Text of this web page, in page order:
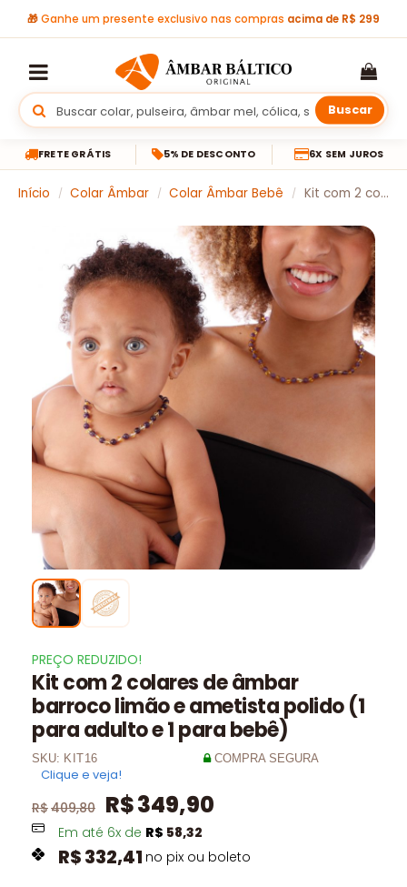
🎁Ganhe um presente exclusivo nas compras acima de R$ 299
Buscar
FRETE GRÁTIS 5% DE DESCONTO 6X SEM JUROS
Início / Colar Âmbar / Colar Âmbar Bebê / Kit com 2 colares de âmbar barroco limão e ametista polido (1 para adulto e 1 para bebê)
PREÇO REDUZIDO!
Kit com 2 colares de âmbar
barroco limão e ametista polido (1
para adulto e 1 para bebê)
SKU: KIT16 COMPRA SEGURA
Clique e veja!
R$409,80 R$349,90
Em até 6x de R$ 58,32
R$332,41 no pix ou boleto